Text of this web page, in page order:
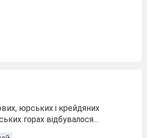
юрських і крейдяних
горах відбувалося...